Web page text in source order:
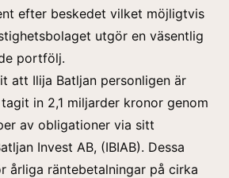
efter beskedet vilket möjligtvis
utgör en väsentlig
portfölj.
att Ilija Batljan personligen är
in 2,1 miljarder kronor genom
av obligationer via sitt
Invest AB, (IBIAB). Dessa
årliga räntebetalningar på cirka